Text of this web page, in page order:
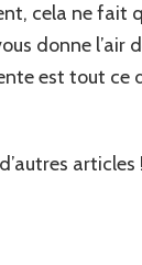
cela ne fait
donne l’air
est tout ce
articles